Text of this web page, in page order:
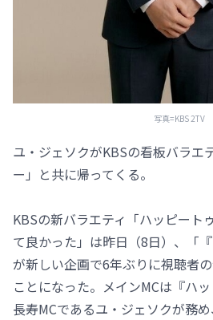
写真=KBS 2TV
ユ・ジェソクがKBSの看板バラエ
ー」と共に帰ってくる。
KBSの新バラエティ「ハッピート
て良かった」は昨日（8日）、「
が新しい企画で6年ぶりに視聴者
ことになった。メインMCは『ハ
長寿MCであるユ・ジェソクが務